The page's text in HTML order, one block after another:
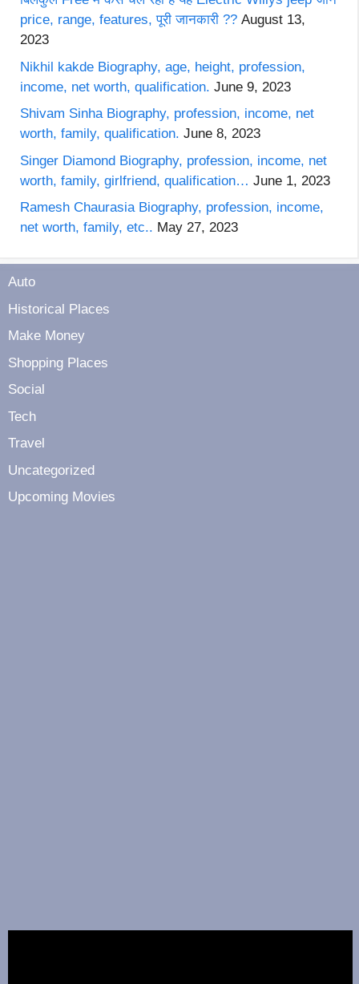
price, range, features, पूरी जानकारी ?? August 13,
2023
Nikhil kakde Biography, age, height, profession,
income, net worth, qualification. June 9, 2023
Shivam Sinha Biography, profession, income, net
worth, family, qualification. June 8, 2023
Singer Diamond Biography, profession, income, net
worth, family, girlfriend, qualification… June 1, 2023
Ramesh Chaurasia Biography, profession, income,
net worth, family, etc.. May 27, 2023
Auto
Historical Places
Make Money
Shopping Places
Social
Tech
Travel
Uncategorized
Upcoming Movies